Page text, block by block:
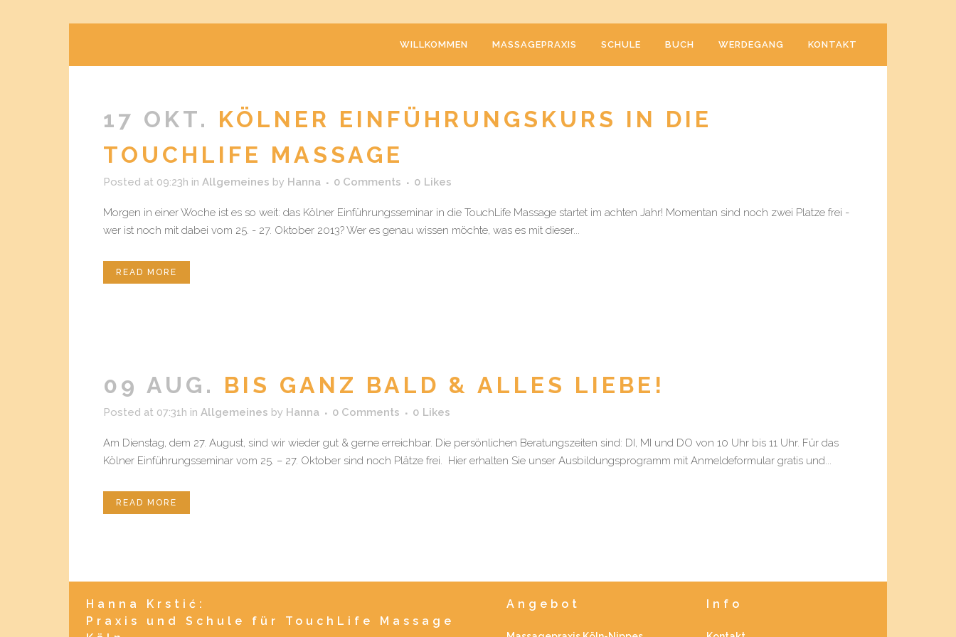
WILLKOMMEN MASSAGEPRAXIS SCHULE BUCH WERDEGANG KONTAKT
17 OKT. KÖLNER EINFÜHRUNGSKURS IN DIE
TOUCHLIFE MASSAGE
Posted at 09:23h in Allgemeines by Hanna 0 Comments 0 Likes
Morgen in einer Woche ist es so weit: das Kölner Einführungsseminar in die TouchLife Massage startet im achten Jahr! Momentan sind noch zwei Platze frei -
wer ist noch mit dabei vom 25. - 27. Oktober 2013? Wer es genau wissen möchte, was es mit dieser...
READ MORE
09 AUG. BIS GANZ BALD & ALLES LIEBE!
Posted at 07:31h in Allgemeines by Hanna 0 Comments 0 Likes
Am Dienstag, dem 27. August, sind wir wieder gut & gerne erreichbar. Die persönlichen Beratungszeiten sind: DI, MI und DO von 10 Uhr bis 11 Uhr. Für das
Kölner Einführungsseminar vom 25. – 27. Oktober sind noch Plätze frei. Hier erhalten Sie unser Ausbildungsprogramm mit Anmeldeformular gratis und...
READ MORE
Hanna Krstić:
Praxis und Schule für TouchLife Massage
Angebot Info